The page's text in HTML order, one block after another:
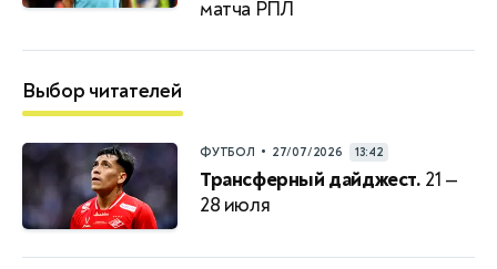
матча РПЛ
Выбор читателей
ФУТБОЛ • 27/07/2026 13:42
Трансферный дайджест. 21 —
28 июля